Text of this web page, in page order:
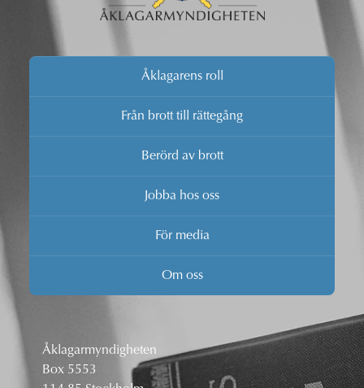
Åklagarens roll
Från brott till rättegång
Berörd av brott
Jobba hos oss
För media
Om oss
Åklagarmyndigheten
Box 5553